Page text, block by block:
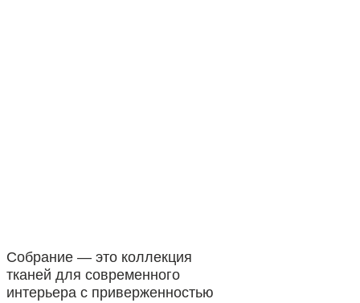
Собрание — это коллекция
тканей для современного
интерьера с приверженностью